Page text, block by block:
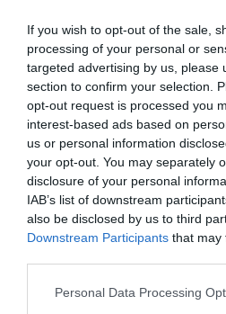
If you wish to opt-out of the sale,
processing of your personal or
targeted advertising by us, please
section to confirm your selection.
opt-out request is processed you
interest-based ads based on
us or personal information
your opt-out. You may separately
disclosure of your personal
IAB’s list of downstream
also be disclosed by us to third
Downstream Participants that may
Please note that this website/app
Personal Data Processing
Trabzonspor taraftarına kendini
Ancak satrançta her zaman
da önemlidir. Küme hattında
Bu hayati maçta takımın lideri
almasını bekliyorum. Hem duran
kurulumunda öne çıkabilir.
tercih.
Dananın Kuyruğu Kopacak:
Şampiyonluk Maçından
Sürpriz Kayserispor’lu da Var!
hattının